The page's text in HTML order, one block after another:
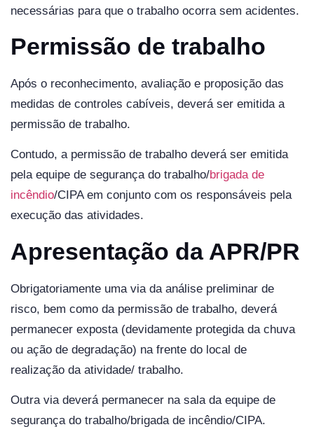
necessárias para que o trabalho ocorra sem acidentes.
Permissão de trabalho
Após o reconhecimento, avaliação e proposição das
medidas de controles cabíveis, deverá ser emitida a
permissão de trabalho.
Contudo, a permissão de trabalho deverá ser emitida
pela equipe de segurança do trabalho/brigada de
incêndio/CIPA em conjunto com os responsáveis pela
execução das atividades.
Apresentação da APR/PR
Obrigatoriamente uma via da análise preliminar de
risco, bem como da permissão de trabalho, deverá
permanecer exposta (devidamente protegida da chuva
ou ação de degradação) na frente do local de
realização da atividade/ trabalho.
Outra via deverá permanecer na sala da equipe de
segurança do trabalho/brigada de incêndio/CIPA.